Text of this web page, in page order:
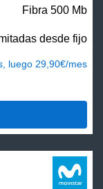
Fibra 500 Mb
desde fijo
luego 29,90€/mes